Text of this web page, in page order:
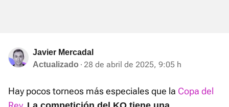
Javier Mercadal
Actualizado
28 de abril de 2025, 9:05 h
Hay pocos torneos más especiales que la Copa del